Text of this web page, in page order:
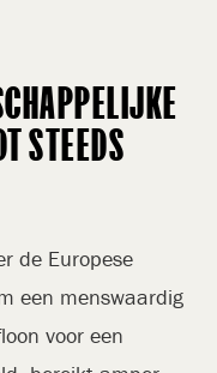
STEEDS
de Europese
een menswaardig
voor een